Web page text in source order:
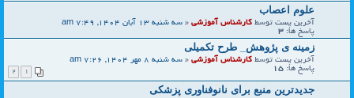
علوم اعصاب
آخرین پست توسط کارشناس آموزشی « سه شنبه 13 آبان 1404, 7:49 am
پاسخ ها: 3
زمینه ی پژوهش_ طرح تکمیلی
آخرین پست توسط کارشناس آموزشی « سه شنبه 8 مهر 1404, 7:26 am
پاسخ ها: 15
1
2
جدیدترین منبع برای نانوفناوری پزشکی